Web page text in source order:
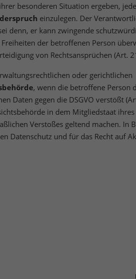
besonderen Situation ergeben,
einzulegen. Der
denn, er kann zwingende
der betroffenen Person
von Rechtsansprüchen (Art.
oder gerichtlichen
, wenn die betroffene Person
Daten gegen die DSGVO verstößt
in dem Mitgliedstaat ihres
Verstoßes geltend machen. In
Datenschutz und für das Recht auf